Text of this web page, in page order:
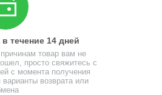
течение 14 дней
товар вам не
просто свяжитесь с
с момента получения
возврата или